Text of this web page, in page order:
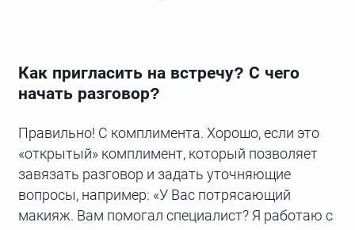
Как пригласить на встречу? С чего
начать разговор?
Правильно! С комплимента. Хорошо, если это
«открытый» комплимент, который позволяет
завязать разговор и задать уточняющие
вопросы, например: «У Вас потрясающий
макияж. Вам помогал специалист? Я работаю с